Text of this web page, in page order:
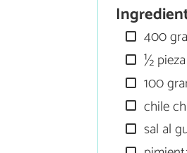
400
½
100
chile
sal al